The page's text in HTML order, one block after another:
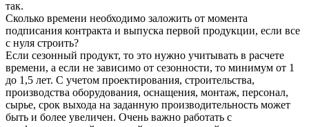
так.
Сколько времени необходимо заложить от момента
подписания контракта и выпуска первой продукции, если все
с нуля строить?
Если сезонный продукт, то это нужно учитывать в расчете
времени, а если не зависимо от сезонности, то минимум от 1
до 1,5 лет. С учетом проектирования, строительства,
производства оборудования, оснащения, монтаж, персонал,
сырье, срок выхода на заданную производительность может
быть и более увеличен. Очень важно работать с